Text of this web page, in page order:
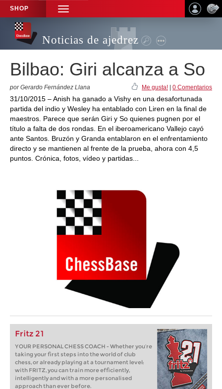
SHOP
TOGGLE
NAVIGATION
Noticias de ajedrez
Bilbao: Giri alcanza a So
por Gerardo Fernández Llana Me gusta! 0 Comentarios
31/10/2015 – Anish ha ganado a Vishy en una desafortunada
partida del indio y Wesley ha entablado con Liren en la final de
maestros. Parece que serán Giri y So quienes pugnen por el
título a falta de dos rondas. En el iberoamericano Vallejo cayó
ante Santos. Bruzón y Granda entablaron en el enfrentamiento
directo y se mantienen al frente de la prueba, ahora con 4,5
puntos. Crónica, fotos, vídeo y partidas...
Fritz 21
YOUR PERSONAL CHESS COACH - Whether you’re
taking your first steps into the world of club
chess, or already playing at a tournament level:
with FRITZ, you can train more efficiently,
intelligently and with a more personalised
approach than ever before.